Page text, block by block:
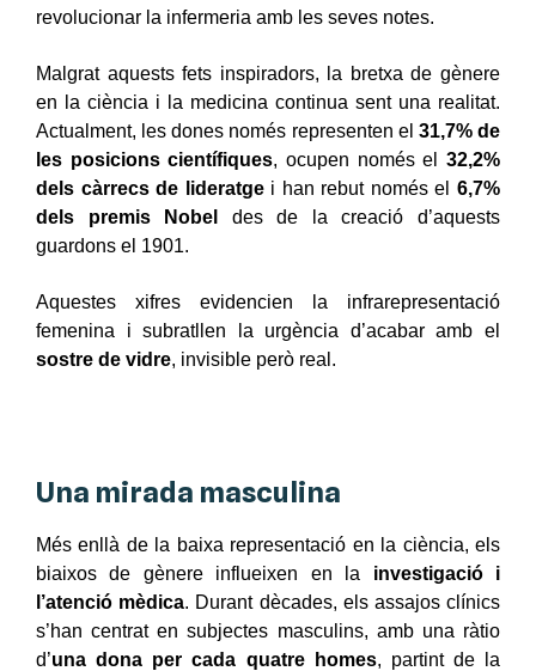
revolucionar la infermeria amb les seves notes.
Malgrat aquests fets inspiradors, la bretxa de gènere
en la ciència i la medicina continua sent una realitat.
Actualment, les dones només representen el 31,7% de
les posicions científiques, ocupen només el
32,2%
dels càrrecs de lideratgei han rebut només el6,7%
dels premis Nobel des de la creació d’aquests
guardons el 1901.
Aquestes xifres evidencien la infrarepresentació
femenina i subratllen la urgència d’acabar amb el
sostre de vidre, invisible però real.
Una mirada masculina
Més enllà de la baixa representació en la ciència, els
biaixos de gènere influeixen en la investigació i
l’atenció mèdica. Durant dècades, els assajos clínics
s’han centrat en subjectes masculins, amb una ràtio
d’una dona per cada quatre homes, partint de la